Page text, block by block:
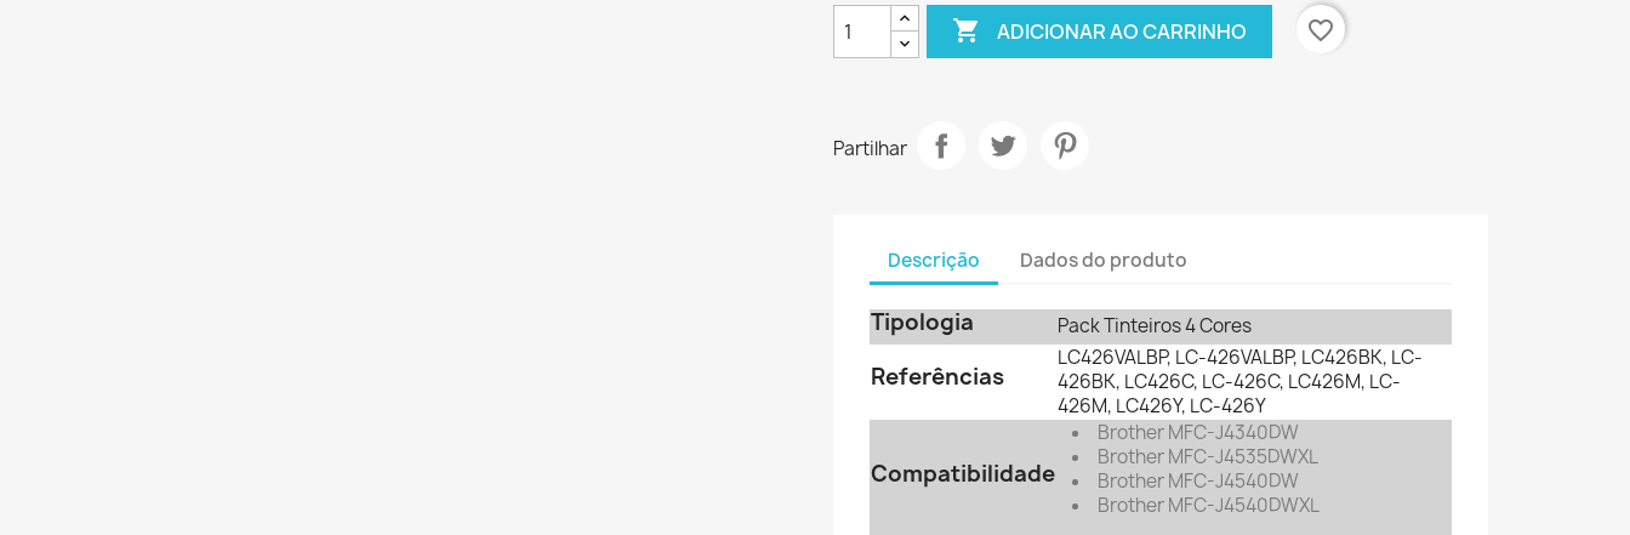
 ADICIONAR AO CARRINHO favorite_border
Partilhar
Descrição Dados do produto
Tipologia Pack Tinteiros 4 Cores
Referências
LC426VALBP, LC-426VALBP, LC426BK, LC-
426BK, LC426C, LC-426C, LC426M, LC-
426M, LC426Y, LC-426Y
Compatibilidade
Brother MFC-J4340DW
BrotherMFC-J4535DWXL
BrotherMFC-J4540DW
BrotherMFC-J4540DWXL